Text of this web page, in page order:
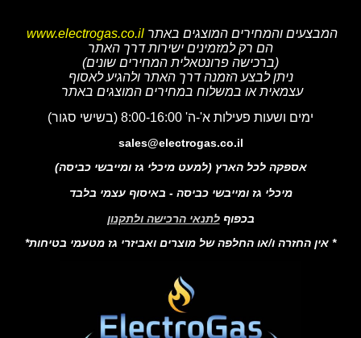
המבצעים והמחירים המוצגים באתר www.electrogas.co.il
הם רק למזמינים ישירות דרך האתר
(ברכישה פרונטאלית המחירים שונים)
ניתן לבצע הזמנה דרך האתר ולהגיע לאסוף
עצמאית או במשלוח במחירים המוצגים באתר
ימים ושעות פעילות א'-ה' 8:00-16:00 (בשישי סגור)
sales@electrogas.co.il
אספקה לכל הארץ (למעט מיכלי גז ומייבשי כביסה)
מיכלי גז ומייבשי כביסה - באיסוף עצמי בלבד
בכפוף לתנאי הרכישה ולתקנון
* אין החזרה ו/או החלפה של מוצרים ואביזרי גז מטעמי בטיחות*